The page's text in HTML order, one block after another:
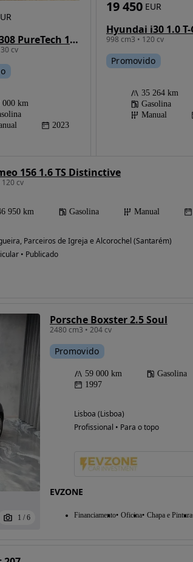
de
Peugeot 308 PureTech 130 Allure
cv
000 km
2023
998 cm3 • 120 cv
19 450 EUR
Promovido
35 264 km
Gasolina
Manual
156 1.6 TS Distinctive
120 cv
950 km Gasolina Manual
Parceiros de Igreja e Alcorochel (Santarém)
• Publicado
1 / 6
Porsche Boxster 2.5 Soul
2480 cm3 • 204 cv
Promovido
59 000 km Gasolina
1997
Lisboa (Lisboa)
Profissional • Para o topo
EVZONE
Financiamento Oficina Chapa e Pintura